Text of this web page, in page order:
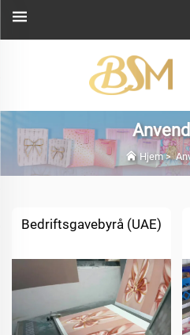
Hjem>
Bedriftsgavebyrå (UAE)